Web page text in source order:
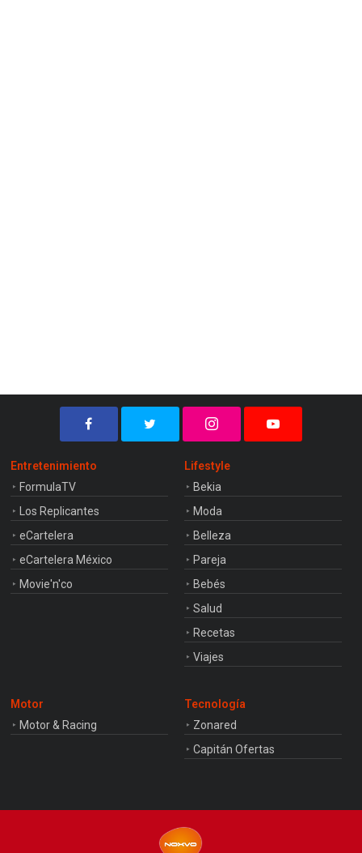
Entretenimiento
FormulaTV
Los Replicantes
eCartelera
eCartelera México
Movie'n'co
Lifestyle
Bekia
Moda
Belleza
Pareja
Bebés
Salud
Recetas
Viajes
Motor
Motor & Racing
Tecnología
Zonared
Capitán Ofertas